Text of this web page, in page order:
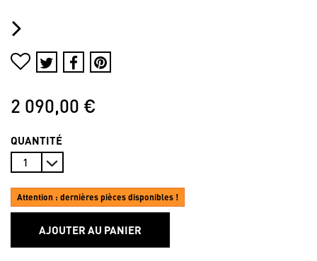
2 090,00 €
QUANTITÉ
Attention : dernières pièces disponibles !
AJOUTER AU PANIER